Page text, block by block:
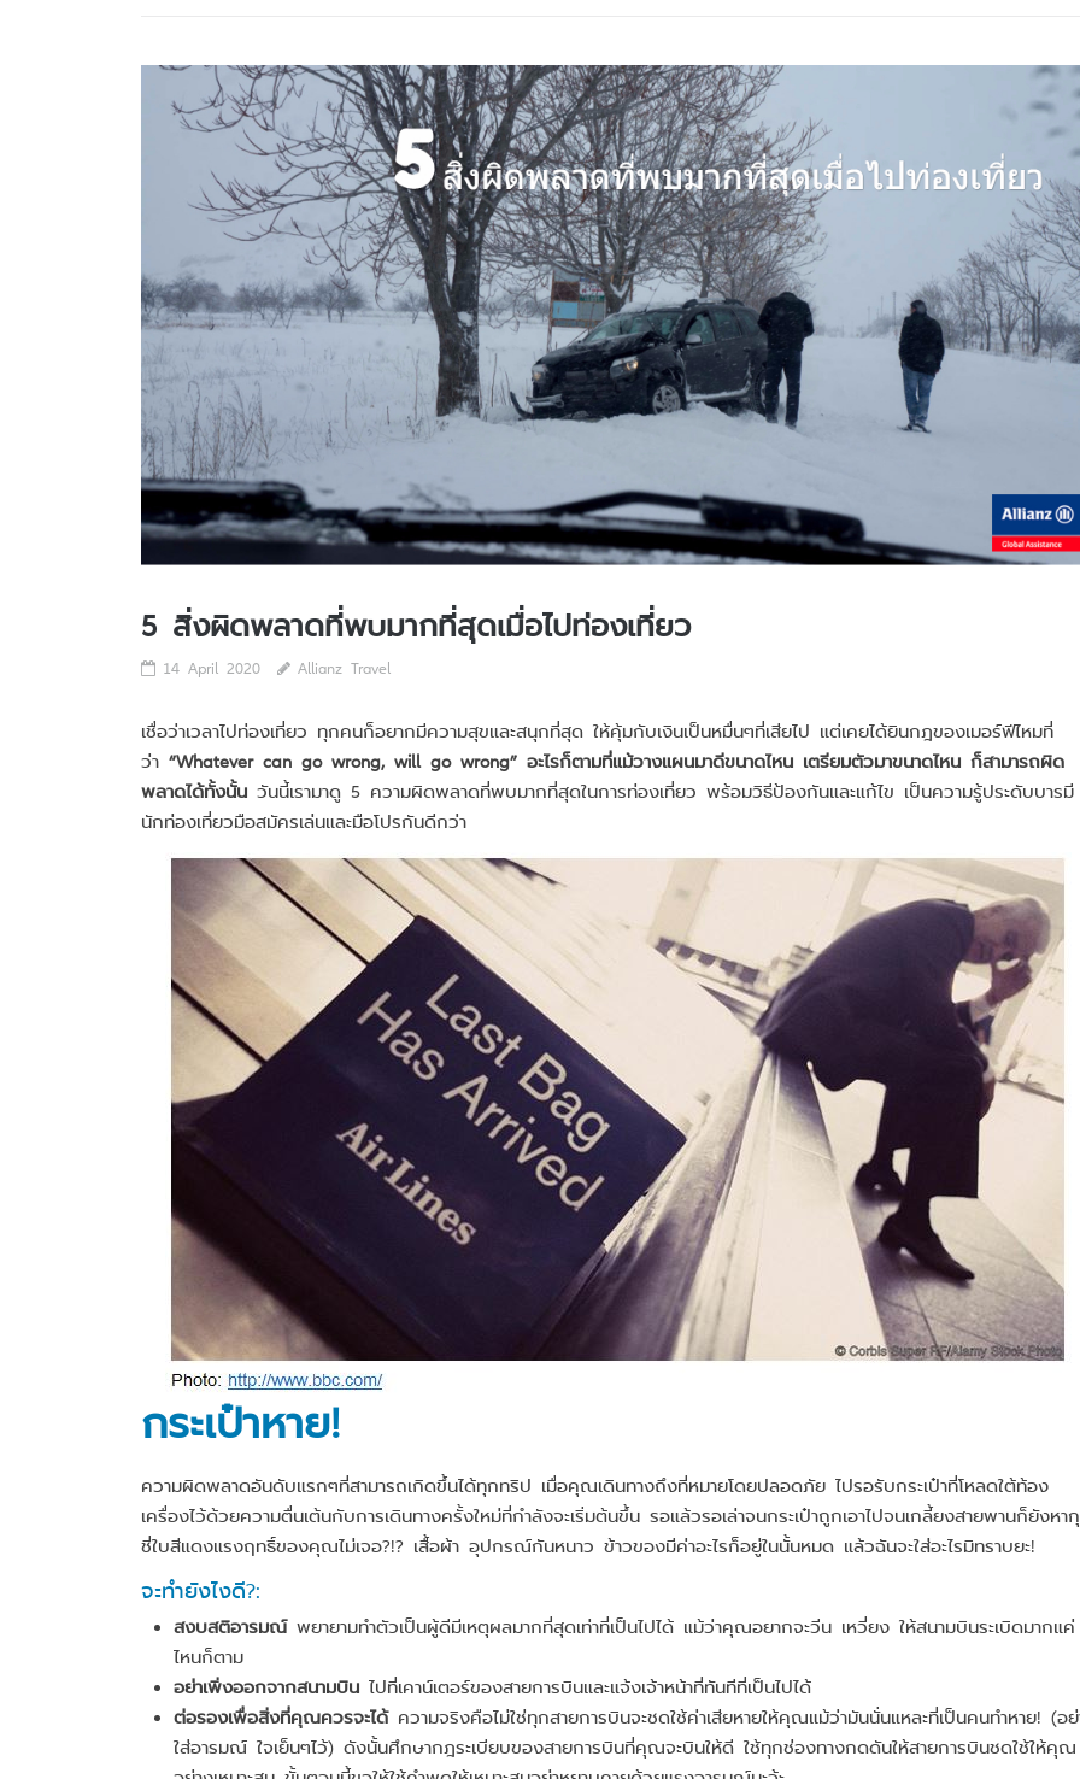
5 สิ่งผิดพลาดที่พบมากที่สุดเมื่อไปท่องเที่ยว
14 April 2020 Allianz Travel
เชื่อว่าเวลาไปท่องเที่ยว ทุกคนก็อยากมีความสุขและสนุกที่สุด ให้คุ้มกับเงินเป็นหมื่นๆที่เสียไป แต่เคยได้ยินกฎของเมอร์ฟีไหมที่
ว่า “Whatever can go wrong, will go wrong” อะไรก็ตามที่แม้วางแผนมาดีขนาดไหน เตรียมตัวมาขนาดไหน ก็สามารถผิด
พลาดได้ทั้งนั้น วันนี้เรามาดู 5 ความผิดพลาดที่พบมากที่สุดในการท่องเที่ยว พร้อมวิธีป้องกันและแก้ไข เป็นความรู้ประดับบารมี
นักท่องเที่ยวมือสมัครเล่นและมือโปรกันดีกว่า
กระเป๋าหาย!
ความผิดพลาดอันดับแรกๆที่สามารถเกิดขึ้นได้ทุกทริป เมื่อคุณเดินทางถึงที่หมายโดยปลอดภัย ไปรอรับกระเป๋าที่โหลดใต้ท้อง
เครื่องไว้ด้วยความตื่นเต้นกับการเดินทางครั้งใหม่ที่กำลังจะเริ่มต้นขึ้น รอแล้วรอเล่าจนกระเป๋าถูกเอาไปจนเกลี้ยงสายพานก็ยังหา
ชี่ใบสีแดงแรงฤทธิ์ของคุณไม่เจอ?!? เสื้อผ้า อุปกรณ์กันหนาว ข้าวของมีค่าอะไรก็อยู่ในนั้นหมด แล้วฉันจะใส่อะไรมิทราบยะ!
จะทำยังไงดี?:
สงบสติอารมณ์ พยายามทำตัวเป็นผู้ดีมีเหตุผลมากที่สุดเท่าที่เป็นไปได้ แม้ว่าคุณอยากจะวีน เหวี่ยง ให้สนามบินระเบิดมากแค่
ไหนก็ตาม
อย่าเพิ่งออกจากสนามบินไปที่เคาน์เตอร์ของสายการบินและแจ้งเจ้าหน้าที่ทันทีที่เป็นไปได้
ต่อรองเพื่อสิ่งที่คุณควรจะได้ความจริงคือไม่ใช่ทุกสายการบินจะชดใช้ค่าเสียหายให้คุณแม้ว่ามันนั่นแหละที่เป็นคนทำหาย! (อย่
ใส่อารมณ์ ใจเย็นๆไว้) ดังนั้นศึกษากฎระเบียบของสายการบินที่คุณจะบินให้ดี ใช้ทุกช่องทางกดดันให้สายการบินชดใช้ให้คุณ